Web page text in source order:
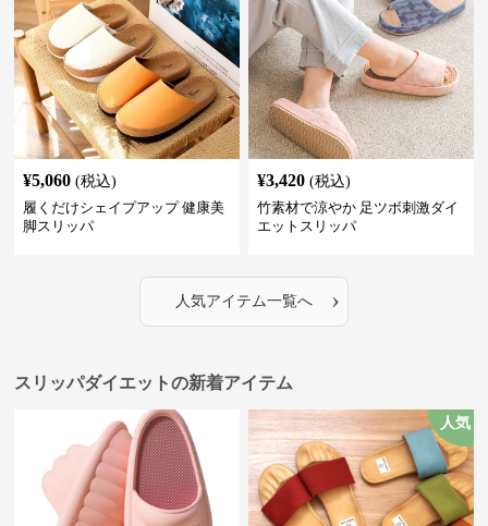
¥5,060 (税込)
履くだけシェイプアップ 健康美
脚スリッパ
¥3,420 (税込)
竹素材で涼やか 足ツボ刺激ダイ
エットスリッパ
人気アイテム一覧へ ›
スリッパダイエットの新着アイテム
人気